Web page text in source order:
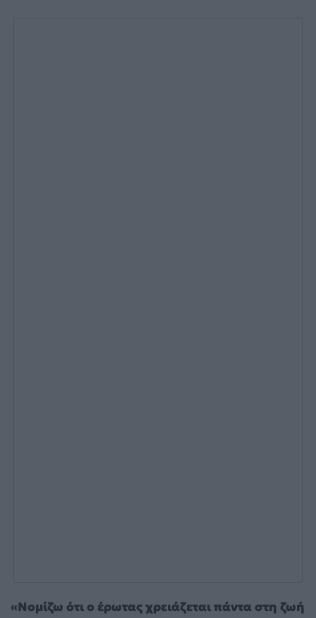
«Νομίζω ότι ο έρωτας χρειάζεται πάντα στη ζωή